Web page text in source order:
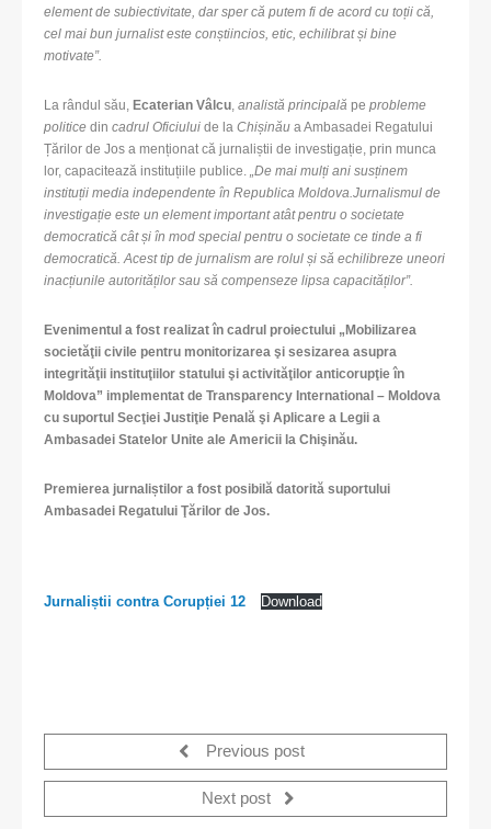
element de subiectivitate, dar sper că putem fi de acord cu toții că,
cel mai bun jurnalist este conștiincios, etic, echilibrat și bine
motivate”.
La rândul său, Ecaterian Vâlcu, analistă principală pe probleme
politice din cadrul Oficiului de la Chișinău a Ambasadei Regatului
Țărilor de Jos a menționat că jurnaliștii de investigație, prin munca
lor, capacitează instituțiile publice. „De mai mulți ani susținem
instituții media independente în Republica Moldova.Jurnalismul de
investigație este un element important atât pentru o societate
democratică cât și în mod special pentru o societate ce tinde a fi
democratică. Acest tip de jurnalism are rolul și să echilibreze uneori
inacțiunile autorităților sau să compenseze lipsa capacităților”.
Evenimentul a fost realizat în cadrul proiectului „Mobilizarea
societăţii civile pentru monitorizarea şi sesizarea asupra
integrităţii instituţiilor statului şi activităţilor anticorupţie în
Moldova” implementat de Transparency International – Moldova
cu suportul Secţiei Justiţie Penală şi Aplicare a Legii a
Ambasadei Statelor Unite ale Americii la Chişinău.
Premierea jurnaliștilor a fost posibilă datorită suportului
Ambasadei Regatului Ţărilor de Jos.
Jurnaliștii contra Corupției 12 Download
Previous post
Next post